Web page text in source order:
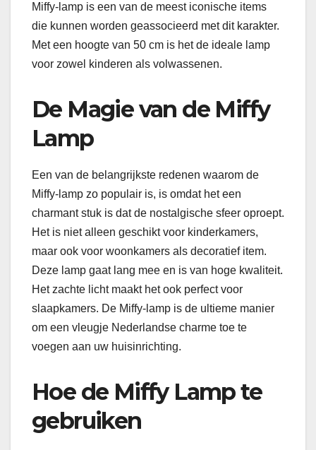
Miffy-lamp is een van de meest iconische items
die kunnen worden geassocieerd met dit karakter.
Met een hoogte van 50 cm is het de ideale lamp
voor zowel kinderen als volwassenen.
De Magie van de Miffy
Lamp
Een van de belangrijkste redenen waarom de
Miffy-lamp zo populair is, is omdat het een
charmant stuk is dat de nostalgische sfeer oproept.
Het is niet alleen geschikt voor kinderkamers,
maar ook voor woonkamers als decoratief item.
Deze lamp gaat lang mee en is van hoge kwaliteit.
Het zachte licht maakt het ook perfect voor
slaapkamers. De Miffy-lamp is de ultieme manier
om een vleugje Nederlandse charme toe te
voegen aan uw huisinrichting.
Hoe de Miffy Lamp te
gebruiken